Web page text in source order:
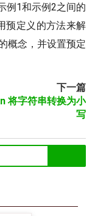
例1和示例2之间的
预定义的方法来解
概念，并设置预定
下一篇
将字符串转换为小
写